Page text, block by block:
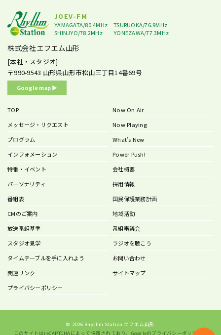
JOEV-FM
YAMAGATA/80.4MHz
TSURUOKA/76.9MHz
SHINJYO/78.2MHz
YONEZAWA/77.3MHz
株式会社エフエム山形
[本社・スタジオ]
〒990-9543 山形県山形市松山三丁目14番69号
Google map ▶︎
TOP
メッセージ・リクエスト
プログラム
インフォメーション
特番・イベント
パーソナリティ
番組表
CMのご案内
Now On Air
Now Playing
What’s New
Power Push!
会社概要
採用情報
国民保護業務計画
地域活動
放送番組基準
番組審議会
スタジオ見学
ラジオを聴こう
タイムテーブルを手に入れよう
お問い合わせ
関連リンク
サイトマップ
プライバシーポリシー
© 2026 Rhythm Station エフエム山形
このサイトはreCAPTCHAによって保護されており、Googleのプライバシーポリシー